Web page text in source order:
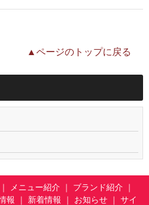
▲ページのトップに戻る
メニュー紹介 ブランド紹介
報 新着情報 お知らせ サイ